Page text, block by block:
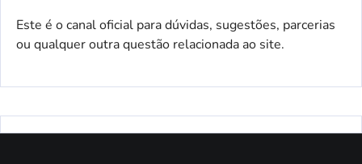
Este é o canal oficial para dúvidas, sugestões, parcerias
ou qualquer outra questão relacionada ao site.